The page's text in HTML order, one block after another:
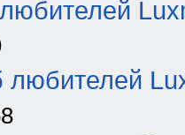
любителей